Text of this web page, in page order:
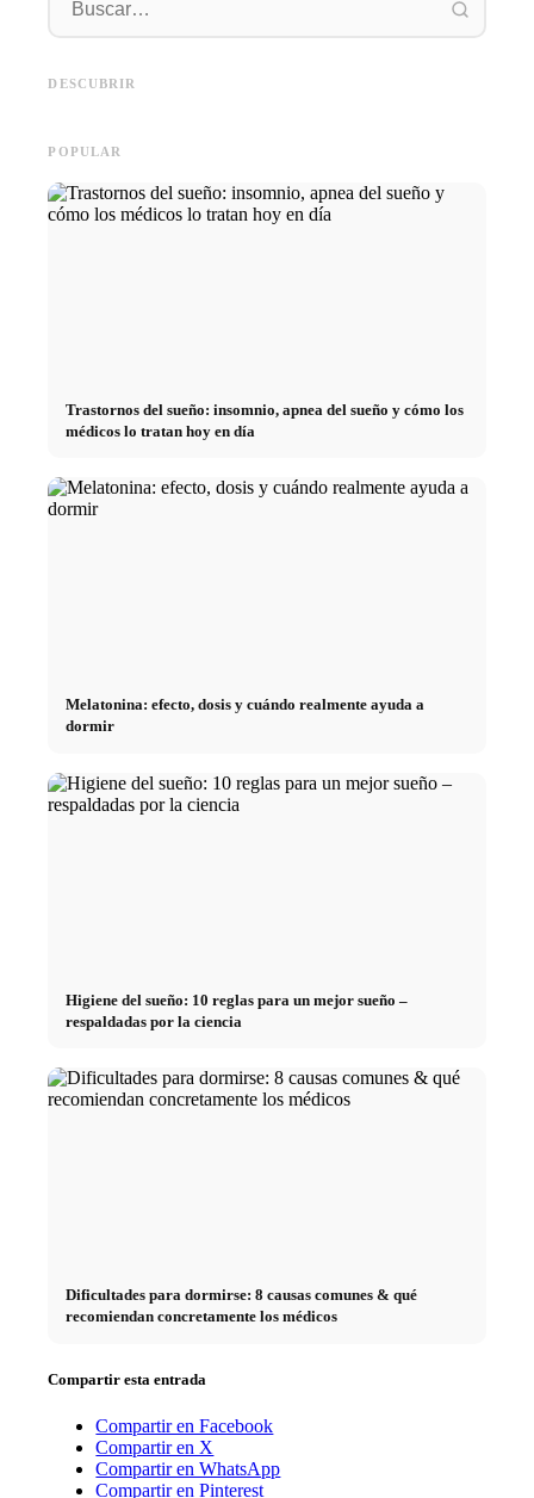
DESCUBRIR
Online Marketing
POPULAR
Trastornos del sueño: insomnio, apnea del sueño y cómo los
médicos lo tratan hoy en día
Melatonina: efecto, dosis y cuándo realmente ayuda a
dormir
Higiene del sueño: 10 reglas para un mejor sueño –
respaldadas por la ciencia
Dificultades para dormirse: 8 causas comunes & qué
recomiendan concretamente los médicos
Compartir esta entrada
Compartir en Facebook
Compartir en X
Compartir en WhatsApp
Compartir en Pinterest